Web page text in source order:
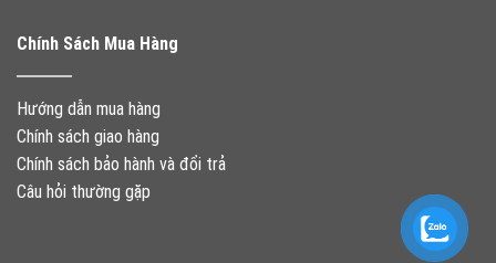
Chính Sách Mua Hàng
Hướng dẫn mua hàng
Chính sách giao hàng
Chính sách bảo hành và đổi trả
Câu hỏi thường gặp